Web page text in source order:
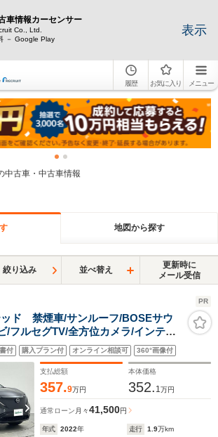
車情報カーセンサー
Co., Ltd.
－ Google Play
表示
履歴 お気に入り メニュー
中古車・中古車情報
地図から探す
絞り込み 並べ替え
更新時に
メール受信
PR
ド 禁煙車/サンルーフ/BOSEサウ
/フルセグTV/全方位カメラ/インテリ
ー/ハンドルヒーター/全席シートヒー
/パワーシート/純正19インチアルミホ
付 購入プラン付 オンライン相談可 360°画像付
支払総額
357.9万円
本体価格
352. 1万円
通常ローン 月々41,500円
年式 2022年 走行 1.9万km